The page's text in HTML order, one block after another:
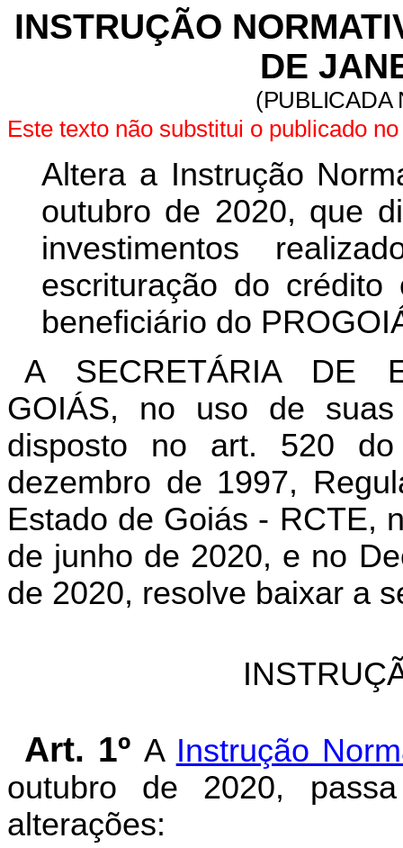
INSTRUÇÃO
DE
(PUBLICADA
Este texto não substitui o publicado
Altera a Instrução
outubro de 2020, que
investimentos
escrituração do crédito
beneficiário do
A SECRETÁRIA DE
GOIÁS, no uso de
disposto no art. 520
dezembro de 1997,
Estado de Goiás - RCTE,
de junho de 2020, e no
de 2020, resolve baixar a
Art. 1º A Instrução
outubro de 2020,
alterações: